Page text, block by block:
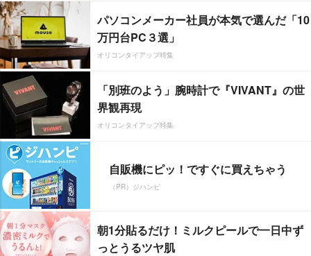
パソコンメーカー社員が本気で選んだ「10
万円台PC３選」
オリコンタイアップ特集
「別班のよう」腕時計で『VIVANT』の世
界観再現
オリコンタイアップ特集
自販機にピッ！ですぐに買えちゃう
（PR）ジハンピ
朝1分貼るだけ！ミルクピールで一日中ず
っとうるツヤ肌